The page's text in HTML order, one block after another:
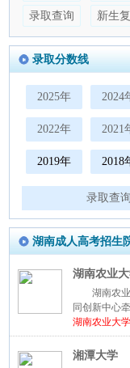
录取查询 新生
录取分数线
2025年 2024
2022年 2021
2019年 2018
录取查
湖南成人高考招生
湖南农业
湖南农业
同创新中心
湖南农业大
湘潭大学